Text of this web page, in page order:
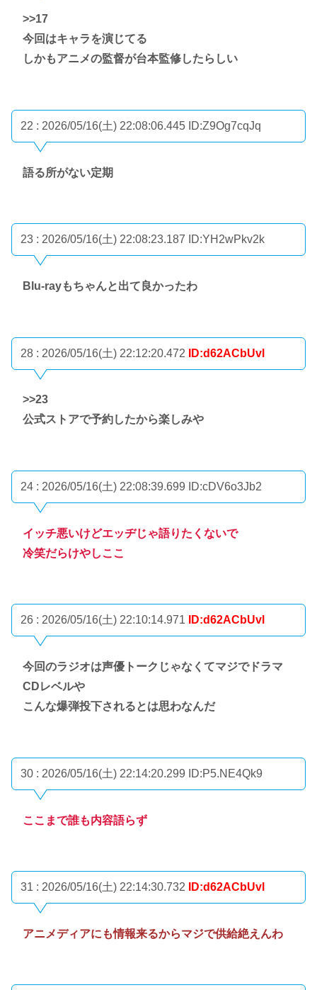
>>17
今回はキャラを演じてる
しかもアニメの監督が台本監修したらしい
22 : 2026/05/16(土) 22:08:06.445 ID:Z9Og7cqJq
語る所がない定期
23 : 2026/05/16(土) 22:08:23.187 ID:YH2wPkv2k
Blu-rayもちゃんと出て良かったわ
28 : 2026/05/16(土) 22:12:20.472 ID:d62ACbUvl
>>23
公式ストアで予約したから楽しみや
24 : 2026/05/16(土) 22:08:39.699 ID:cDV6o3Jb2
イッチ悪いけどエッヂじゃ語りたくないで
冷笑だらけやしここ
26 : 2026/05/16(土) 22:10:14.971 ID:d62ACbUvl
今回のラジオは声優トークじゃなくてマジでドラマ
CDレベルや
こんな爆弾投下されるとは思わなんだ
30 : 2026/05/16(土) 22:14:20.299 ID:P5.NE4Qk9
ここまで誰も内容語らず
31 : 2026/05/16(土) 22:14:30.732 ID:d62ACbUvl
アニメディアにも情報来るからマジで供給絶えんわ